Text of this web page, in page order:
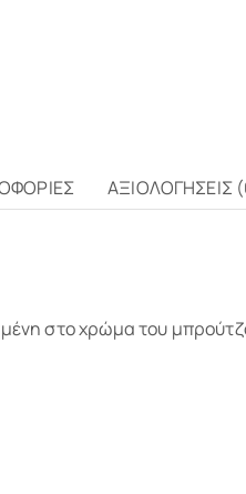
ΑΞΙΟΛΟΓΉΣΕΙΣ
στο χρώμα του